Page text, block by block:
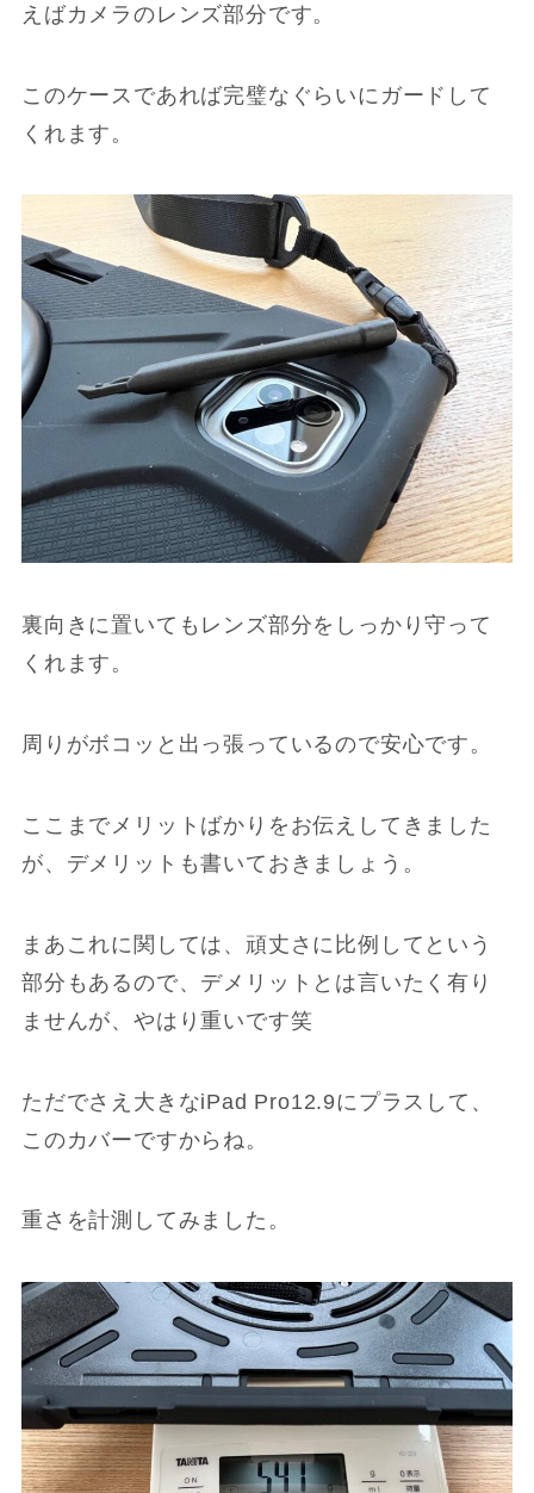
えばカメラのレンズ部分です。
このケースであれば完璧なぐらいにガードして
くれます。
裏向きに置いてもレンズ部分をしっかり守って
くれます。
周りがボコッと出っ張っているので安心です。
ここまでメリットばかりをお伝えしてきました
が、デメリットも書いておきましょう。
まあこれに関しては、頑丈さに比例してという
部分もあるので、デメリットとは言いたく有り
ませんが、やはり重いです笑
ただでさえ大きなiPad Pro12.9にプラスして、
このカバーですからね。
重さを計測してみました。